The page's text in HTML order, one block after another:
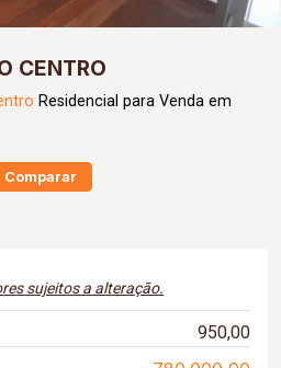
CENTRO
Residencial para Venda em
Comparar
sujeitos a alteração.
950,00